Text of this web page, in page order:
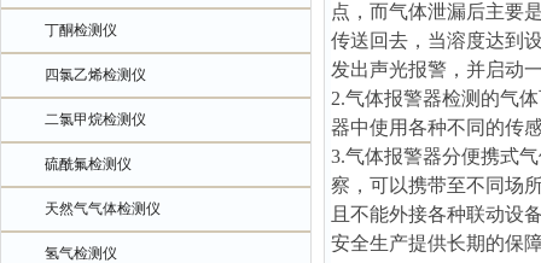
丁酮检测仪
四氯乙烯检测仪
二氯甲烷检测仪
硫酰氟检测仪
天然气气体检测仪
氢气检测仪
点，而气体泄漏后主要
传送回去，当溶度达到
发出声光报警，并启动
2.气体报警器检测的气
器中使用各种不同的传
3.气体报警器分便携式
察，可以携带至不同场
且不能外接各种联动设
安全生产提供长期的保